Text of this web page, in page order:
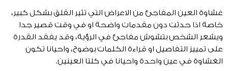
غشاوة العين المفاجئ من الاعراض التي تثير القلق بشكل كبير،
خاصة اذا حدثت دون مقدمات واضحة او في وقت قصير جدا
ويشعر الشخص بتشوش مفاجئ في الرؤية، وقد يفقد القدرة
على تمييز التفاصيل او قراءة الكلمات بوضوح، واحيانا تكون
الغشاوة في عين واحدة واحيانا في كلتا العينين.